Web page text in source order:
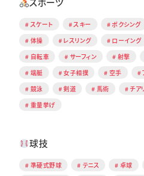
スケート スキー ボクシング
体操
レスリング ローイング
自転車
サーフィン 射撃
端艇
女子相撲 空手
競泳
剣道 馬術 チア
重量挙げ
球技
準硬式野球 テニス 卓球